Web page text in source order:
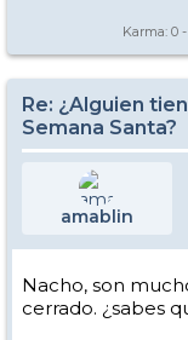
que tengo del
si, pero llegados a
Abrazos
Karma: 0
Re: ¿Alguien
Semana Santa?
amablin
Nacho, son
cerrado. ¿sabes